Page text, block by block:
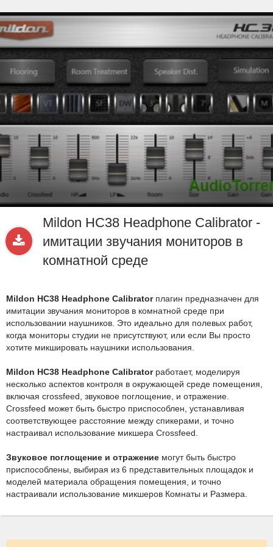
SamplePRO
beta
Mildon HC38 Headphone Calibrator -
имитации звучания мониторов в
комнатной среде
Mildon HC38 Headphone Calibratorплагин предназначен для
имитации звучания мониторов в комнатной среде при
использовании наушников. Это идеально для полевых работ,
когда мониторы студии не присутствуют, или если Вы просто
хотите микшировать наушники использования.
Mildon HC38 Headphone Calibratorработает, моделируя
несколько аспектов контроля в окружающей среде помещения,
включая crossfeed, звуковое поглощение, и отражение.
Crossfeed может быть быстро приспособлен, устанавливая
соответствующее расстояние между спикерами, и точно
настраивал использование микшера Crossfeed.
Звуковое поглощение и отражение могут быть быстро
приспособлены, выбирая из 6 представительных площадок и
моделей материала обращения помещения, и точно
настраивали использование микшеров Комнаты и Размера.